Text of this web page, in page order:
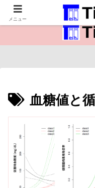
医療保健・
血糖値と
メニュー